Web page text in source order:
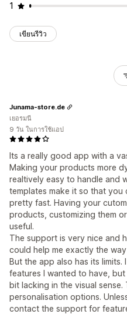
1
เขียนรีวิว
Its a really good app with a
Making your products more
realtively easy to handle and
templates make it so that you
pretty fast. Having your
products, customizing them
useful.
The support is very nice and
could help me exactly the
But the app also has its
features I wanted to have,
bit lacking in the visual
personalisation options.
contact the support for
Junama-store.de
เยอรมนี
9 วัน ในการใช้แอป